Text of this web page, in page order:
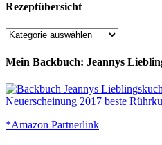
Rezeptübersicht
Rezeptübersicht
Mein Backbuch: Jeannys
*Amazon Partnerlink